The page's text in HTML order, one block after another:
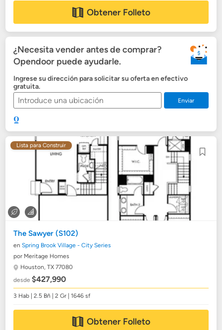
Obtener Folleto
¿Necesita vender antes de comprar?
Opendoor puede ayudarle.
Ingrese su dirección para solicitar su oferta en efectivo
gratuita.
Enviar
Lista para Construir
The Sawyer (S102)
enSpring Brook Village - City Series
por Meritage Homes
Houston, TX 77080
desde$427,990
3 Hab | 2.5 Bñ | 2 Gr | 1646 sf
Obtener Folleto